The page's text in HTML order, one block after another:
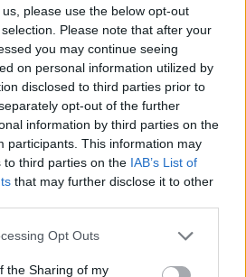
please use the below opt-out
Please note that after your
you may continue seeing
on personal information utilized by
disclosed to third parties prior to
opt-out of the further
information by third parties on the
participants. This information may
to third parties on the IAB’s List of
that may further disclose it to other
app uses one or more Google
usage behaviour. You may click to
Opt Outs
the Sharing of my